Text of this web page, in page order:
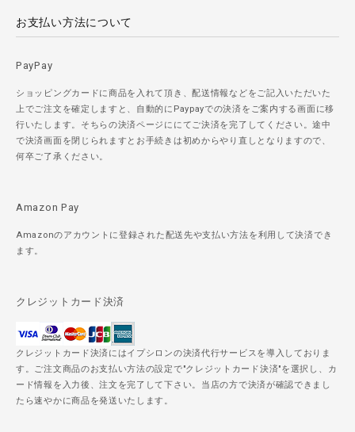
お支払い方法について
PayPay
ショッピングカードに商品を入れて頂き、配送情報などをご記入いただいた
上でご注文を確定しますと、自動的にPaypayでの決済をご案内する画面に移
行いたします。そちらの決済ページににてご決済を完了してください。途中
で決済画面を閉じられますとお手続きは初めからやり直しとなりますので、
何卒ご了承ください。
Amazon Pay
Amazonのアカウントに登録された配送先や支払い方法を利用して決済でき
ます。
クレジットカード決済
クレジットカード決済にはイプシロンの決済代行サービスを導入しておりま
す。ご注文商品のお支払い方法の設定で"クレジットカード決済"を選択し、カ
ード情報を入力後、注文を完了して下さい。当店の方で決済が確認できまし
たら速やかに商品を発送いたします。